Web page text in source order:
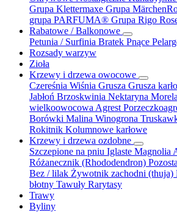
Grupa Klettermaxe Grupa
grupa PARFUMA® Grupa Rigo
Rabatowe / Balkonowe
Petunia / Surfinia Bratek Pnące
Rozsady warzyw
Zioła
Krzewy i drzewa owocowe
Czereśnia Wiśnia Grusza Grusza
Jabłoń Brzoskwinia Nektaryna Morela
wielkoowocowa Agrest
Borówki Malina Winogrona
Rokitnik Kolumnowe karłowe
Krzewy i drzewa ozdobne
Szczepione na pniu Iglaste Magnolia
Różanecznik (Rhododendron)
Bez / lilak Żywotnik zachodni (thuja)
błotny Tawuły Rarytasy
Trawy
Byliny